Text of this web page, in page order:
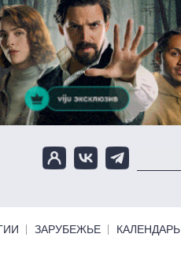
ЗАРУБЕЖЬЕ КАЛЕНДАРЬ